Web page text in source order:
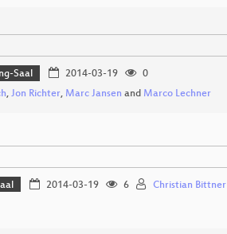
Saal 2014-03-19
0
, Jon Richter, Marc Jansen and Marco Lechner
2014-03-19 6 Christian Bittner